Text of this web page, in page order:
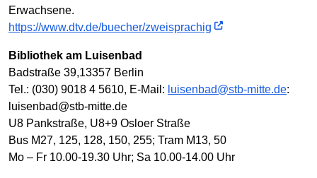
Erwachsene.
https://www.dtv.de/buecher/zweisprachig
Bibliothek am Luisenbad
Badstraße 39,13357 Berlin
Tel.: (030) 9018 4 5610, E-Mail: luisenbad@stb-mitte.de:
luisenbad@stb-mitte.de
U8 Pankstraße, U8+9 Osloer Straße
Bus M27, 125, 128, 150, 255; Tram M13, 50
Mo – Fr 10.00-19.30 Uhr; Sa 10.00-14.00 Uhr